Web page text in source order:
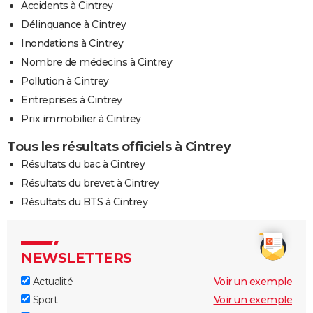
Accidents à Cintrey
Délinquance à Cintrey
Inondations à Cintrey
Nombre de médecins à Cintrey
Pollution à Cintrey
Entreprises à Cintrey
Prix immobilier à Cintrey
Tous les résultats officiels à Cintrey
Résultats du bac à Cintrey
Résultats du brevet à Cintrey
Résultats du BTS à Cintrey
NEWSLETTERS
Actualité
Voir un exemple
Sport
Voir un exemple